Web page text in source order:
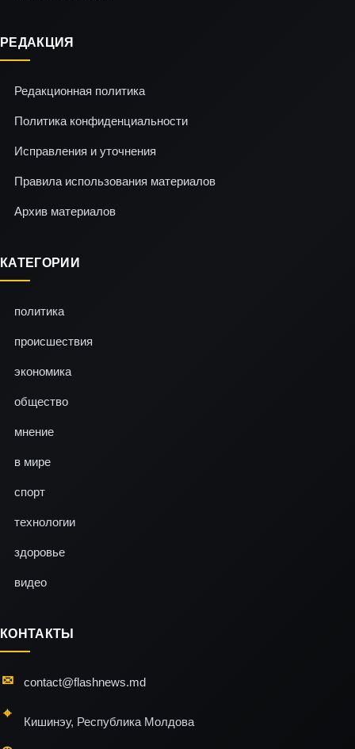
РЕДАКЦИЯ
Редакционная политика
Политика конфиденциальности
Исправления и уточнения
Правила использования материалов
Архив материалов
КАТЕГОРИИ
политика
происшествия
экономика
общество
мнение
в мире
спорт
технологии
здоровье
видео
КОНТАКТЫ
contact@flashnews.md
Кишинэу, Республика Молдова